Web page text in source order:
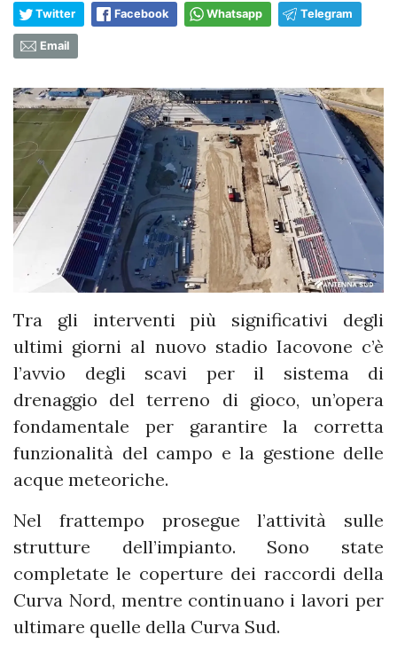
Twitter Facebook Whatsapp Telegram
Email
Tra gli interventi più significativi degli
ultimi giorni al nuovo stadio Iacovone c’è
l’avvio degli scavi per il sistema di
drenaggio del terreno di gioco, un’opera
fondamentale per garantire la corretta
funzionalità del campo e la gestione delle
acque meteoriche.
Nel frattempo prosegue l’attività sulle
strutture dell’impianto. Sono state
completate le coperture dei raccordi della
Curva Nord, mentre continuano i lavori per
ultimare quelle della Curva Sud.